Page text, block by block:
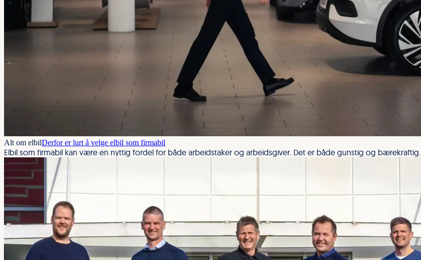
Alt om elbilDerfor er lurt å velge elbil som firmabil
Elbil som firmabil kan være en nyttig fordel for både arbeidstaker og arbeidsgiver. Det er både gunstig og bærekraftig.